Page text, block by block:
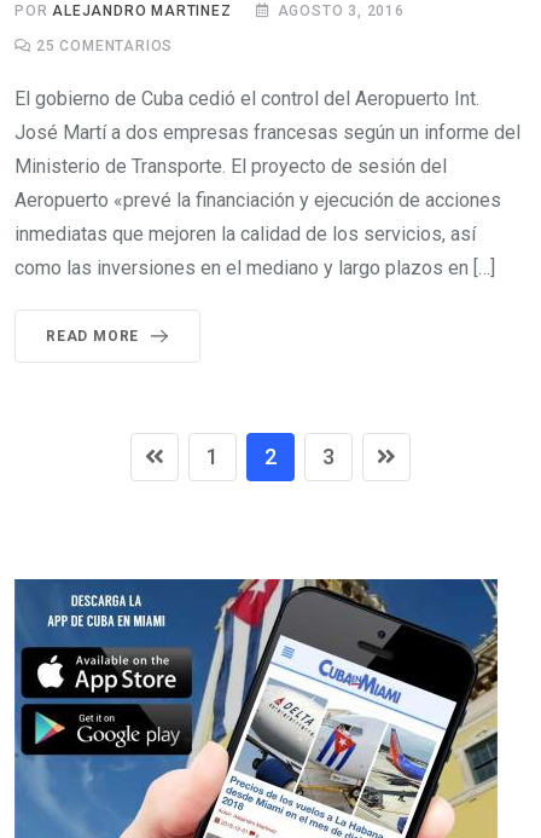
POR ALEJANDRO MARTINEZ AGOSTO 3, 2016
25 COMENTARIOS
El gobierno de Cuba cedió el control del Aeropuerto Int.
José Martí a dos empresas francesas según un informe del
Ministerio de Transporte. El proyecto de sesión del
Aeropuerto «prevé la financiación y ejecución de acciones
inmediatas que mejoren la calidad de los servicios, así
como las inversiones en el mediano y largo plazos en […]
READ MORE
1 2 3